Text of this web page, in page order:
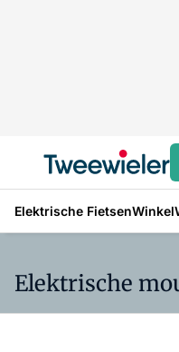
Elektrische FietsenWinkel
Elektrische